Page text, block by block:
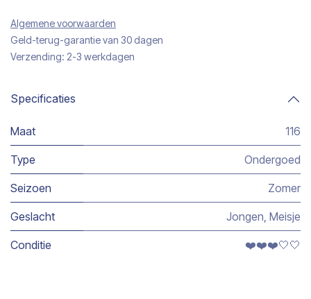
Algemene voorwaarden
Geld-terug-garantie van 30 dagen
Verzending: 2-3 werkdagen
Specificaties
Maat 116
Type Ondergoed
Seizoen Zomer
Geslacht Jongen Meisje
Conditie ❤️❤️❤️🤍🤍